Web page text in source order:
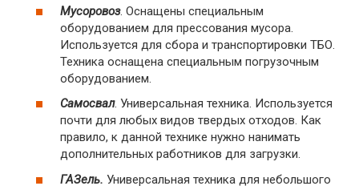
Мусоровоз. Оснащены специальным
оборудованием для прессования мусора.
Используется для сбора и транспортировки ТБО.
Техника оснащена специальным погрузочным
оборудованием.
Самосвал. Универсальная техника. Используется
почти для любых видов твердых отходов. Как
правило, к данной технике нужно нанимать
дополнительных работников для загрузки.
ГАЗель. Универсальная техника для небольшого